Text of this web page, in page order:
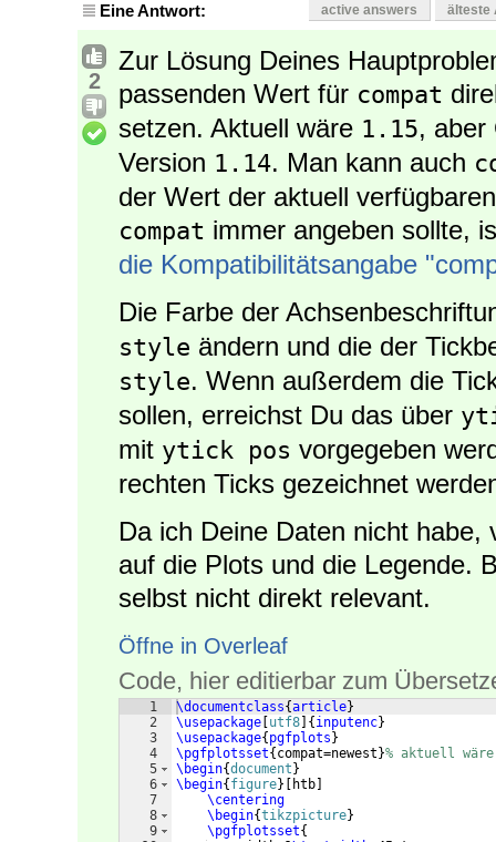
Eine Antwort: active answers älteste
2
Zur Lösung Deines
passenden Wert für compat
setzen. Aktuell wäre 1.15, aber
Version 1.14. Man kann auch
der Wert der aktuell
compat immer angeben sollte,
die Kompatibilitätsangabe
Die Farbe der
style ändern und die der
style. Wenn außerdem die
sollen, erreichst Du das über
mit ytick pos vorgegeben
rechten Ticks gezeichnet
Da ich Deine Daten nicht
auf die Plots und die Legende.
selbst nicht direkt relevant.
Öffne in Overleaf
Code, hier editierbar zum
1
2
3
4
5
6
7
8
9
\documentclass{article}
\usepackage utf8 { inputenc}
\usepackage{ pgfplots }
\pgfplotsset{ compat=newest }% aktuell
\begin{document }
\begin{ figure} htb
\centering
\begin{tikzpicture}
\pgfplotsset{